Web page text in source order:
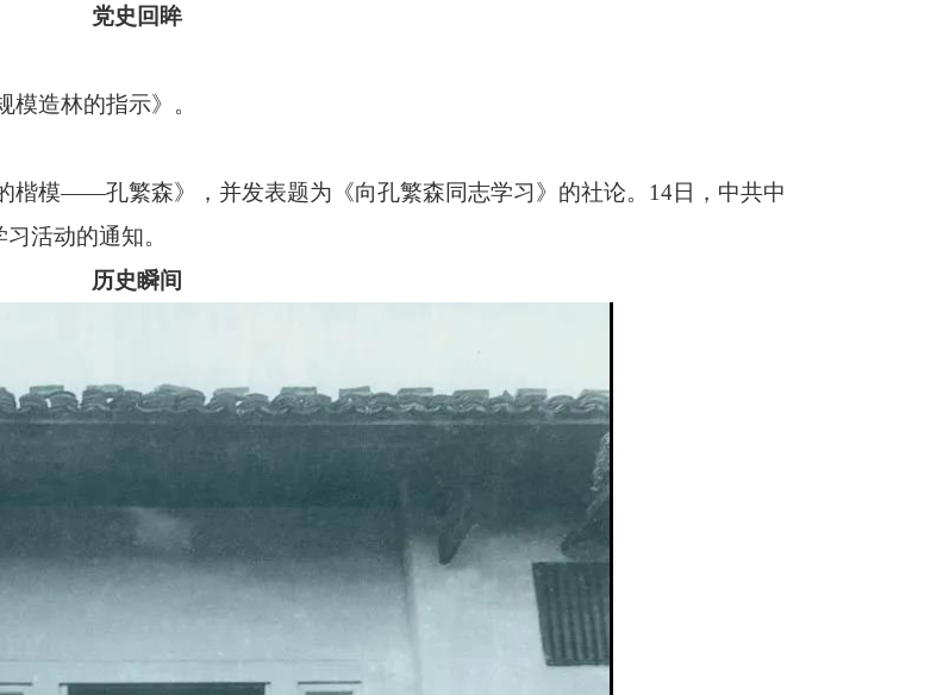
党史回眸
造林的指示》。
模——孔繁森》，并发表题为《向孔繁森同志学习》的社论。14日，中共中
活动的通知。
历史瞬间